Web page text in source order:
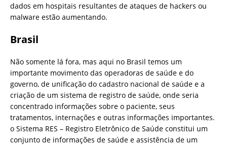
dados em hospitais resultantes de ataques de hackers ou
malware estão aumentando.
Brasil
Não somente lá fora, mas aqui no Brasil temos um
importante movimento das operadoras de saúde e do
governo, de unificação do cadastro nacional de saúde e a
criação de um sistema de registro de saúde, onde seria
concentrado informações sobre o paciente, seus
tratamentos, internações e outras informações importantes.
o Sistema RES – Registro Eletrônico de Saúde constitui um
conjunto de informações de saúde e assistência de um